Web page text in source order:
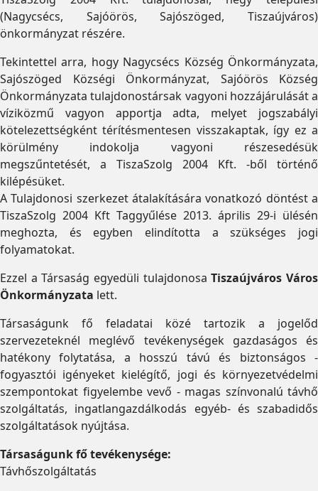
(Nagycsécs, Sajóörös, Sajószöged, Tiszaújváros)
önkormányzat részére.
Tekintettel arra, hogy Nagycsécs Község Önkormányzata,
Sajószöged Községi Önkormányzat, Sajóörös Község
Önkormányzata tulajdonostársak vagyoni hozzájárulását a
víziközmű vagyon apportja adta, melyet jogszabályi
kötelezettségként térítésmentesen visszakaptak, így ez a
körülmény indokolja vagyoni részesedésük
megszűntetését, a TiszaSzolg 2004 Kft. -ből történő
kilépésüket.
A Tulajdonosi szerkezet átalakítására vonatkozó döntést a
TiszaSzolg 2004 Kft Taggyűlése 2013. április 29-i ülésén
meghozta, és egyben elindította a szükséges jogi
folyamatokat.
Ezzel a Társaság egyedüli tulajdonosaTiszaújváros Város
Önkormányzata lett.
Társaságunk fő feladatai közé tartozik a jogelőd
szervezeteknél meglévő tevékenységek gazdaságos és
hatékony folytatása, a hosszú távú és biztonságos -
fogyasztói igényeket kielégítő, jogi és környezetvédelmi
szempontokat figyelembe vevő - magas színvonalú távhő
szolgáltatás, ingatlangazdálkodás egyéb- és szabadidős
szolgáltatások nyújtása.
Társaságunk fő tevékenysége:
Távhőszolgáltatás